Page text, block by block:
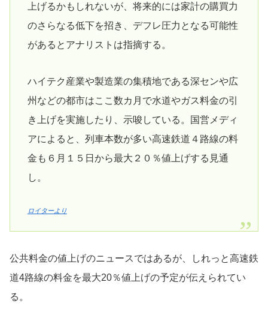
上げるかもしれないが、将来的には家計の購買力
のさらなる低下を招き、デフレ圧力となる可能性
があるとアナリストは指摘する。
ハイテク産業や製造業の集積地である深センや広
州などの都市はここ数カ月で水道やガス料金の引
き上げを実施したり、示唆している。国営メディ
アによると、列車本数が多い高速鉄道４路線の料
金も６月１５日から最大２０％値上げする見通
し。
ロイターより
公共料金の値上げのニュースではあるが、しれっと高速鉄
道4路線の料金を最大20％値上げの予定が伝えられてい
る。